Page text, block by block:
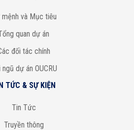
và Mục tiêu
quan dự án
đối tác chính
dự án OUCRU
TỨC & SỰ KIỆN
Tin Tức
Truyền thông